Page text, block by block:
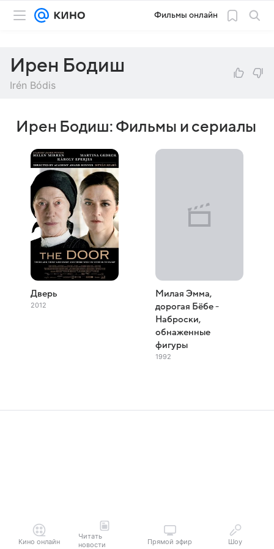
Фильмы онлайн
Ирен Бодиш
Irén Bódis
Ирен Бодиш: Фильмы и сериалы
Дверь
2012
Милая Эмма,
дорогая Бёбе -
Наброски,
обнаженные
фигуры
1992
Кино онлайн
Читать
новости
Прямой эфир Шоу